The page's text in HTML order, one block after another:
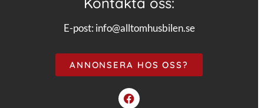
E-post: info@alltomhusbilen.se
ANNONSERA HOS OSS?